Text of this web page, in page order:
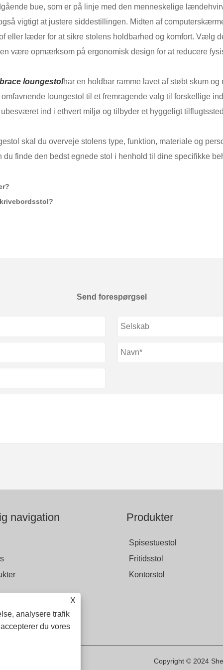
bue, som er på linje med den menneskelige
vigtigt at justere siddestillingen. Midten af
eller læder for at sikre stolens holdbarhed og komfort. Vælg
være opmærksom på ergonomisk design for at reducere
loungestolhar en holdbar ramme lavet af støbt skum
loungestol til et fremragende valg til forskellige
ind i ethvert miljø og tilbyder et hyggeligt
skal du overveje stolens type, funktion, materiale og
finde den bedst egnede stol i henhold til dine specifikke
Send forespørgsel
X
analysere trafik
du vores
navigation Produkter
Spisestuestol
Fritidsstol
Kontorstol
Copyright © 2024